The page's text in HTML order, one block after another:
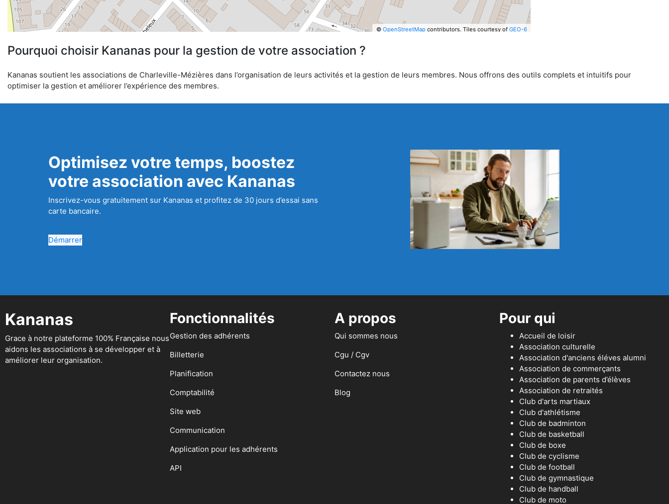
© OpenStreetMapcontributors. Tiles courtesy of GEO-6
Pourquoi choisir Kananas pour la gestion de votre association ?
Kananas soutient les associations de Charleville-Mézières dans l’organisation de leurs activités et la gestion de leurs membres. Nous offrons des outils complets et intuitifs pour
optimiser la gestion et améliorer l’expérience des membres.
Optimisez votre temps, boostez
votre association avec Kananas
Inscrivez-vous gratuitement sur Kananas et profitez de 30 jours d’essai sans
carte bancaire.
Démarrer
Kananas
Grace à notre plateforme 100% Française nous
aidons les associations à se développer et à
améliorer leur organisation.
Fonctionnalités
Gestion des adhérents
Billetterie
Planification
Comptabilité
Site web
Communication
Application pour les adhérents
API
A propos
Qui sommes nous
Cgu / Cgv
Contactez nous
Blog
Pour qui
Accueil de loisir
Association culturelle
Association d'anciens éléves alumni
Association de commerçants
Association de parents d’élèves
Association de retraités
Club d'arts martiaux
Club d'athlétisme
Club de badminton
Club de basketball
Club de boxe
Club de cyclisme
Club de football
Club de gymnastique
Club de handball
Club de moto